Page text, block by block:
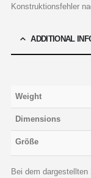
Konstruktionsfehler
ADDITIONAL
Weight
Dimensions
Größe
Bei dem